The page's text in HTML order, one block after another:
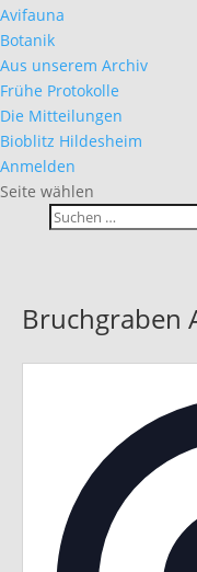
Avifauna
Botanik
Aus unserem Archiv
Frühe Protokolle
Die Mitteilungen
Bioblitz Hildesheim
Anmelden
Seite wählen
Bruchgraben